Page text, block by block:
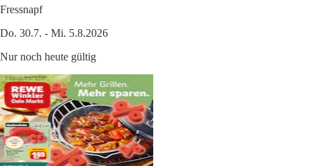
Fressnapf
Do. 30.7. - Mi. 5.8.2026
Nur noch heute gültig